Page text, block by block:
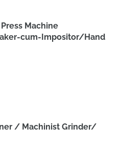
Machine
cum-Impositor/Hand
/ Machinist Grinder/